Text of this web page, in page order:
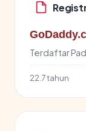
Terdaftar
22.7 tahun